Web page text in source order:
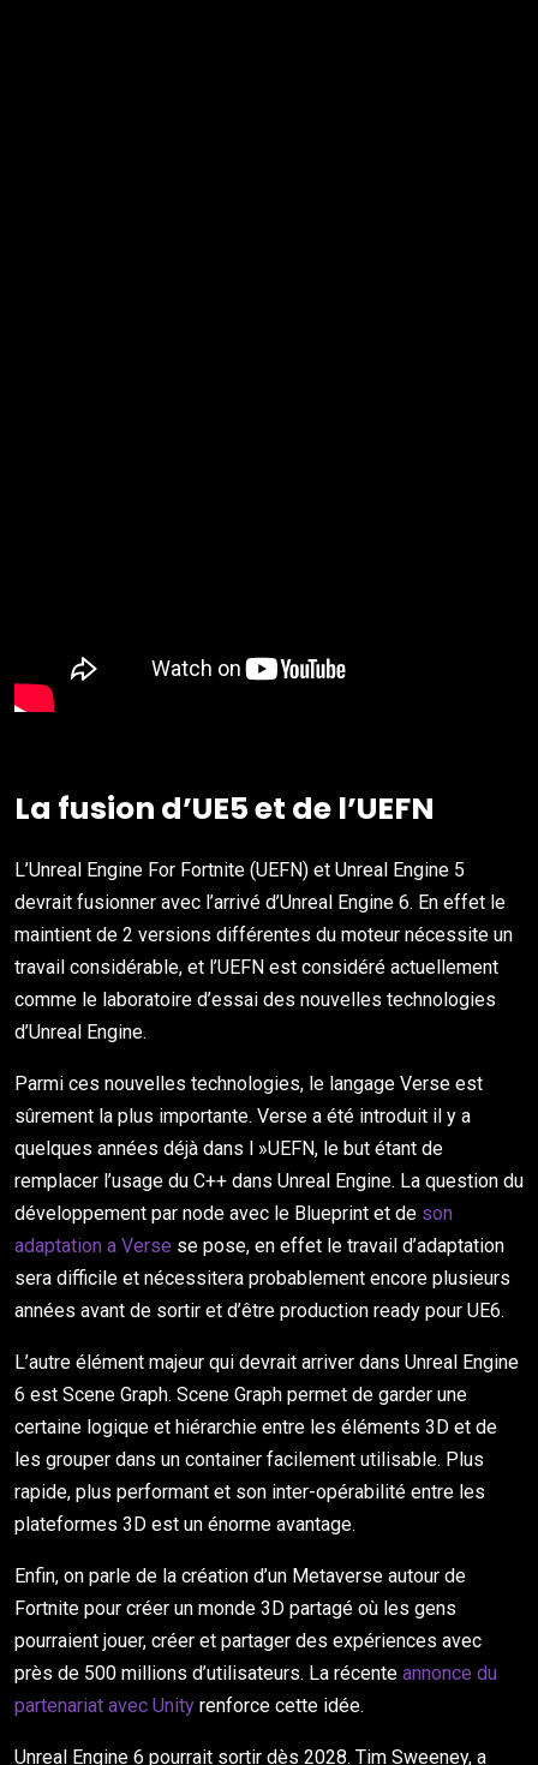
La fusion d’UE5 et de l’UEFN
L’Unreal Engine For Fortnite (UEFN) et Unreal Engine 5
devrait fusionner avec l’arrivé d’Unreal Engine 6. En effet le
maintient de 2 versions différentes du moteur nécessite un
travail considérable, et l’UEFN est considéré actuellement
comme le laboratoire d’essai des nouvelles technologies
d’Unreal Engine.
Parmi ces nouvelles technologies, le langage Verse est
sûrement la plus importante. Verse a été introduit il y a
quelques années déjà dans l »UEFN, le but étant de
remplacer l’usage du C++ dans Unreal Engine. La question du
développement par node avec le Blueprint et de son
adaptation a Verse se pose, en effet le travail d’adaptation
sera difficile et nécessitera probablement encore plusieurs
années avant de sortir et d’être production ready pour UE6.
L’autre élément majeur qui devrait arriver dans Unreal Engine
6 est Scene Graph. Scene Graph permet de garder une
certaine logique et hiérarchie entre les éléments 3D et de
les grouper dans un container facilement utilisable. Plus
rapide, plus performant et son inter-opérabilité entre les
plateformes 3D est un énorme avantage.
Enfin, on parle de la création d’un Metaverse autour de
Fortnite pour créer un monde 3D partagé où les gens
pourraient jouer, créer et partager des expériences avec
près de 500 millions d’utilisateurs. La récente annonce du
partenariat avec Unity renforce cette idée.
Unreal Engine 6 pourrait sortir dès 2028. Tim Sweeney, a